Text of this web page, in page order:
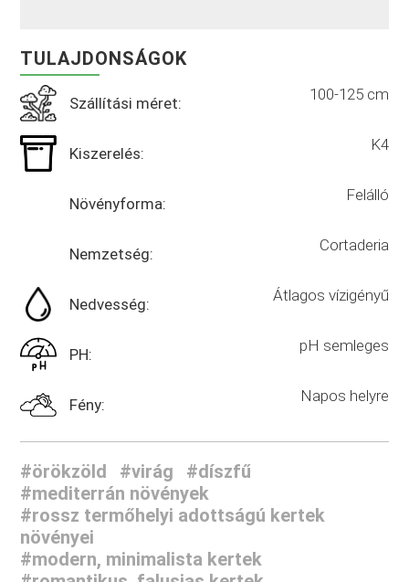
TULAJDONSÁGOK
Szállítási méret: 100-125 cm
Kiszerelés: K4
Növényforma: Felálló
Nemzetség: Cortaderia
Nedvesség: Átlagos vízigényű
PH: pH semleges
Fény: Napos helyre
#örökzöld #virág
#díszfű
#mediterrán növények
#rossz termőhelyi adottságú kertek
növényei
#modern, minimalista kertek